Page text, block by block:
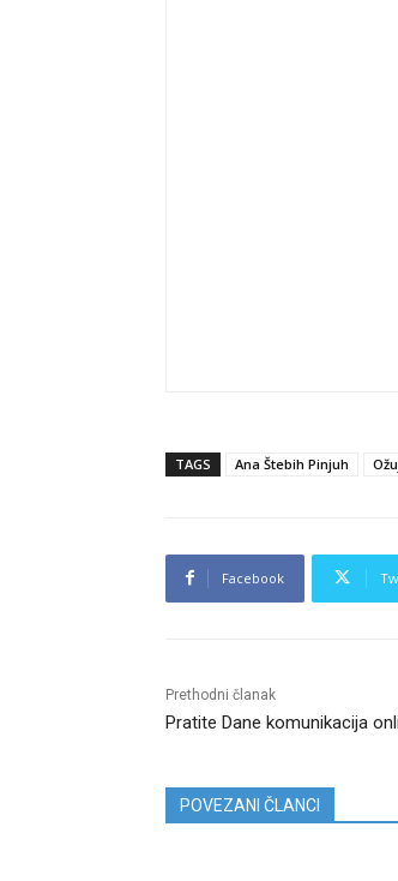
TAGS Ana Štebih Pinjuh
Facebook
Prethodni članak
Pratite Dane komunikacija
POVEZANI ČLANCI